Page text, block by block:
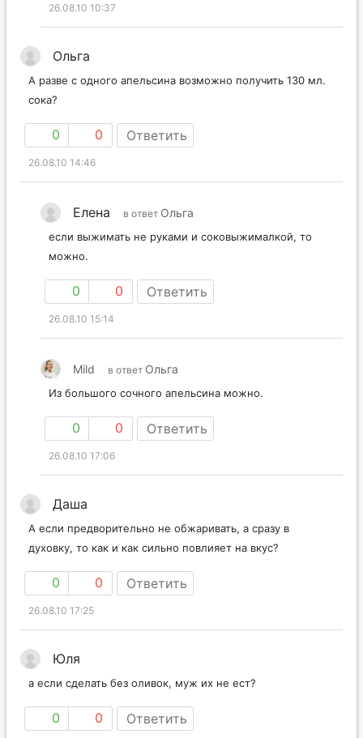
26.08.10 10:37
Ольга
А разве с одного апельсина возможно получить 130 мл.
сока?
0 0 Ответить
26.08.10 14:46
Елена в ответ Ольга
если выжимать не руками и соковыжималкой, то
можно.
0 0 Ответить
26.08.10 15:14
Mild в ответ Ольга
Из большого сочного апельсина можно.
0 0 Ответить
26.08.10 17:06
Даша
А если предворительно не обжаривать, а сразу в
духовку, то как и как сильно повлияет на вкус?
0 0 Ответить
26.08.10 17:25
Юля
а если сделать без оливок, муж их не ест?
0 0 Ответить